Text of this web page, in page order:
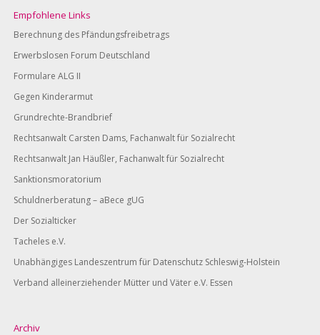
Empfohlene Links
Berechnung des Pfändungsfreibetrags
Erwerbslosen Forum Deutschland
Formulare ALG II
Gegen Kinderarmut
Grundrechte-Brandbrief
Rechtsanwalt Carsten Dams, Fachanwalt für Sozialrecht
Rechtsanwalt Jan Häußler, Fachanwalt für Sozialrecht
Sanktionsmoratorium
Schuldnerberatung – aBece gUG
Der Sozialticker
Tacheles e.V.
Unabhängiges Landeszentrum für Datenschutz Schleswig-Holstein
Verband alleinerziehender Mütter und Väter e.V. Essen
Archiv